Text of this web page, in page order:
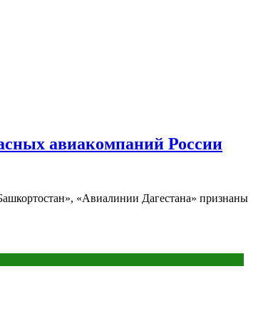
авиакомпаний России
«Авиалинии Дагестана» признаны